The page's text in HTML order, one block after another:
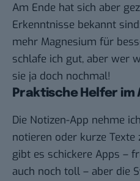
Am Ende hat sich aber
Erkenntnisse bekannt
mehr Magnesium für
schlafe ich gut, aber wer
sie ja doch nochmal!
Praktische Helfer im
Die Notizen-App nehme
notieren oder kurze Texte
gibt es schickere Apps –
auch noch toll – aber die